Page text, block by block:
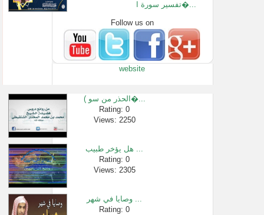
تفسير سورة ا�...
Rating: 0
Views: 719
فقه المعاملا...
Rating: 0
Follow us on
website
( الحذر من سو�...
Rating: 0
Views: 2250
هل يؤخر طبيب ...
Rating: 0
Views: 2305
وصايا في شهر ...
Rating: 0